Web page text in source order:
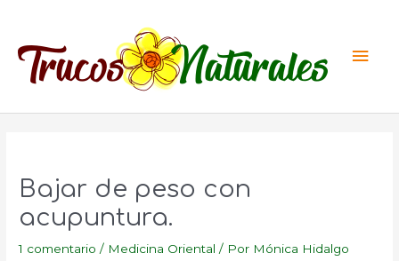
contenido
Bajar de peso con
acupuntura.
1 comentario / Medicina Oriental / Por Mónica Hidalgo